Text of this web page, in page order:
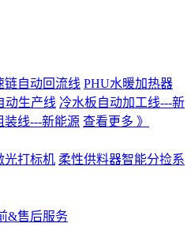
链自动回流线 PHU水暖加热器
动生产线 冷水板自动加工线---新
装线---新能源 查看更多 》
光打标机 柔性供料器智能分捡系
&售后服务